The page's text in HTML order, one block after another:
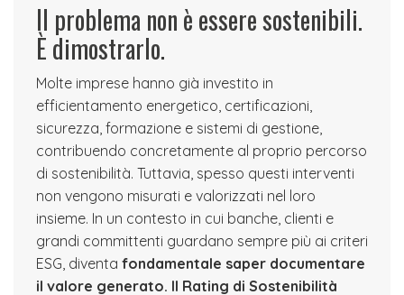
Il problema non è essere sostenibili.
È dimostrarlo.
Molte imprese hanno già investito in
efficientamento energetico, certificazioni,
sicurezza, formazione e sistemi di gestione,
contribuendo concretamente al proprio percorso
di sostenibilità. Tuttavia, spesso questi interventi
non vengono misurati e valorizzati nel loro
insieme. In un contesto in cui banche, clienti e
grandi committenti guardano sempre più ai criteri
ESG, diventa fondamentale saper documentare
il valore generato. Il Rating di Sostenibilità